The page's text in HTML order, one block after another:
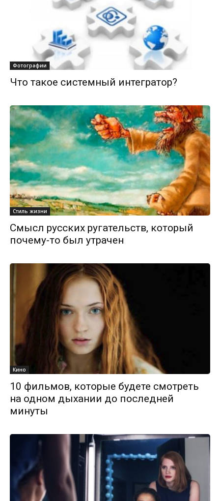
Фотографии
Что такое системный интегратор?
Стиль жизни
Смысл русских ругательств, который
почему-то был утрачен
Кино
10 фильмов, которые будете смотреть
на одном дыхании до последней
минуты